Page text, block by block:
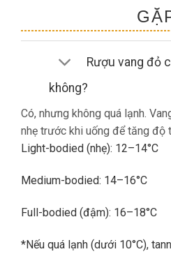
Rượu vang đỏ
không?
Có, nhưng không quá lạnh.
nhẹ trước khi uống để tăng độ
Light-bodied (nhẹ): 12–14°C
Medium-bodied: 14–16°C
Full-bodied (đậm): 16–18°C
*Nếu quá lạnh (dưới 10°C),